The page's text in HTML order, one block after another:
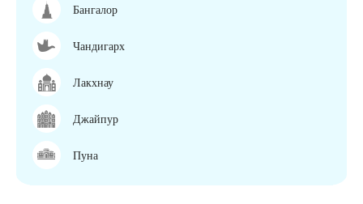
Бангалор
Чандигарх
Лакхнау
Джайпур
Пуна